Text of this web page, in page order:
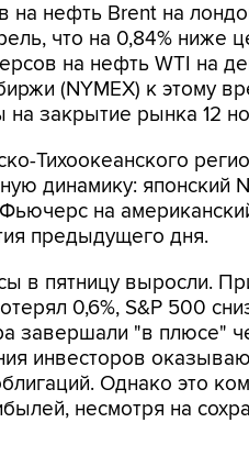
на нефть Brent на
что на 0,84% ниже
на нефть WTI на
(NYMEX) к этому
закрытие рынка 12
Тихоокеанского
динамику: японский
на
предыдущего дня.
в пятницу выросли.
0,6%, S&P 500
завершали "в плюсе"
инвесторов
Однако это
несмотря на